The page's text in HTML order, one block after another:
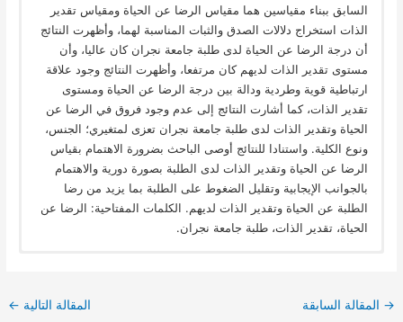
السابق ببناء مقياسين هما مقياس الرضا عن الحياة ومقياس تقدير
الذات استخراج دلالات الصدق والثبات المناسبة لهما، وأظهرت النتائج
أن درجة الرضا عن الحياة لدى طلبة جامعة نجران كان عاليا، وأن
مستوى تقدير الذات لديهم كان مرتفعا، وأظهرت النتائج وجود علاقة
ارتباطية قوية وطردية ودالة بين درجة الرضا عن الحياة ومستوى
تقدير الذات، كما أشارت النتائج إلى عدم وجود فروق في الرضا عن
الحياة وتقدير الذات لدى طلبة جامعة نجران تعزى لمتغيري؛ الجنس،
ونوع الكلية. واستنادا للنتائج أوصى الباحث بضرورة الاهتمام بقياس
الرضا عن الحياة وتقدير الذات لدى الطلبة بصورة دورية والاهتمام
بالجوانب الإيجابية وتقليل الضغوط على الطلبة بما يزيد من رضا
الطلبة عن الحياة وتقدير الذات لديهم. الكلمات المفتاحية: الرضا عن
الحياة، تقدير الذات، طلبة جامعة نجران.
→ المقالة السابقة المقالة التالية ←